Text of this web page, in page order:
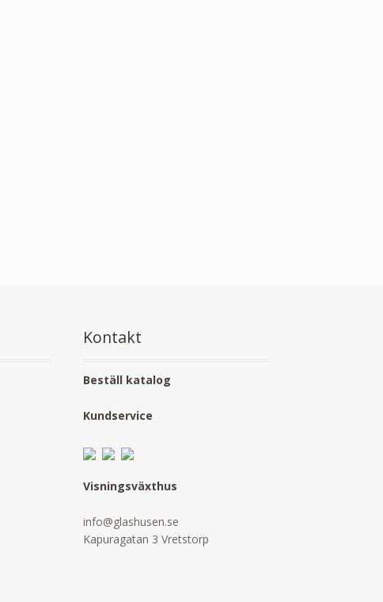
Kontakt
Beställ katalog
Kundservice
Visningsväxthus
info@glashusen.se
Kapuragatan 3 Vretstorp